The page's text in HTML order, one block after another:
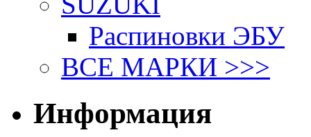
Распиновки ЭБУ
ВСЕ МАРКИ >>>
Информация